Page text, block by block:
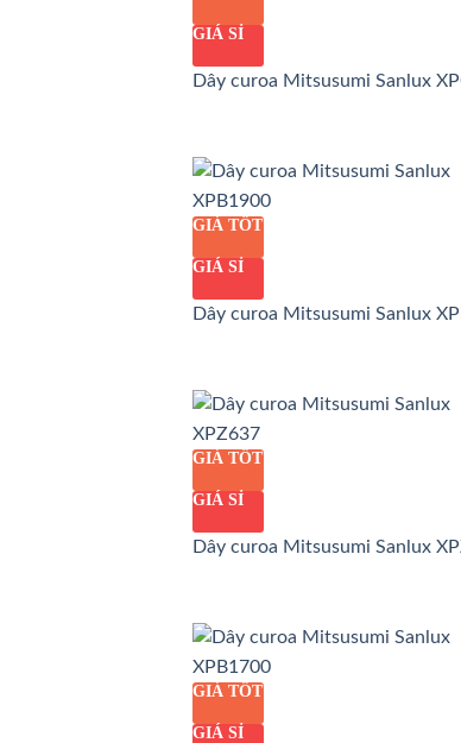
GIÁ SỈ
Dây curoa Mitsusumi Sanlux
GIÁ TỐT
GIÁ SỈ
Dây curoa Mitsusumi Sanlux
GIÁ TỐT
GIÁ SỈ
Dây curoa Mitsusumi Sanlux
GIÁ TỐT
GIÁ SỈ